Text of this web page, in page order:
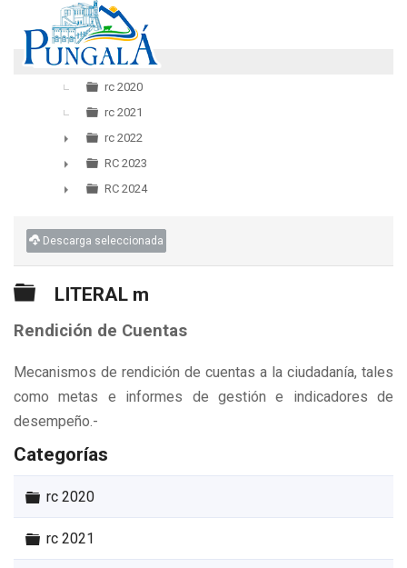
LITERAL m
rc 2020
rc 2021
►
rc 2022
►
RC 2023
RC 2024
Descarga seleccionada
Carpeta
LITERAL m
Rendición de Cuentas
Mecanismos de rendición de cuentas a la ciudadanía, tales
como metas e informes de gestión e indicadores de
desempeño.-
Categorías
Carpeta
rc 2020
Carpeta
rc 2021